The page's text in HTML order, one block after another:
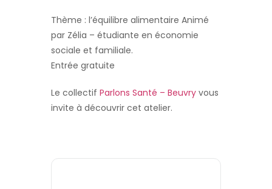
Thème : l’équilibre alimentaire Animé
par Zélia – étudiante en économie
sociale et familiale.
Entrée gratuite
Le collectif Parlons Santé – Beuvry vous
invite à découvrir cet atelier.